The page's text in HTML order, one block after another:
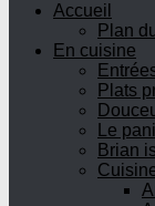
Accueil
Plan
En cuisine
Plats
Le
Brian